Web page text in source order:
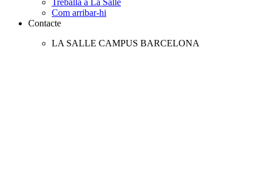
Treballa a La Salle
Com arribar-hi
Contacte
LA SALLE CAMPUS BARCELONA